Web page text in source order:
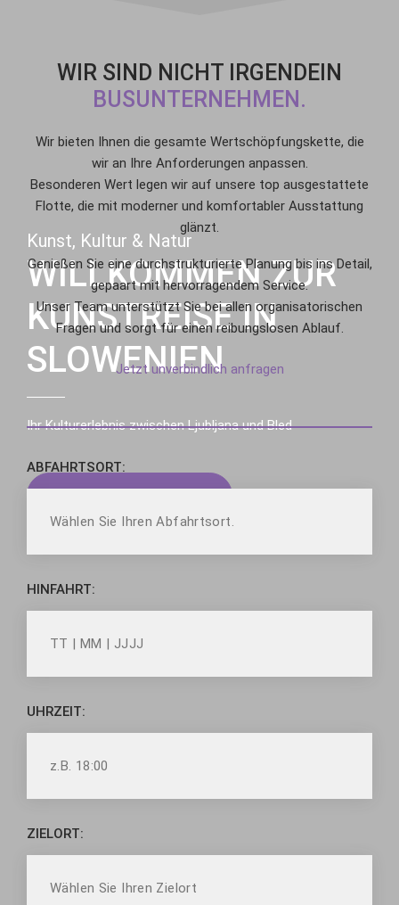
Kunst, Kultur & Natur
WILLKOMMEN ZUR
KUNSTREISE IN
SLOWENIEN
Ihr Kulturerlebnis zwischen Ljubljana und Bled
WIR SIND NICHT IRGENDEIN
BUSUNTERNEHMEN.
Wir bieten Ihnen die gesamte Wertschöpfungskette, die
wir an Ihre Anforderungen anpassen.
Besonderen Wert legen wir auf unsere top ausgestattete
Flotte, die mit moderner und komfortabler Ausstattung
glänzt.
Genießen Sie eine durchstrukturierte Planung bis ins Detail,
gepaart mit hervorragendem Service.
Unser Team unterstützt Sie bei allen organisatorischen
Fragen und sorgt für einen reibungslosen Ablauf.
Jetzt unverbindlich anfragen
ABFAHRTSORT:
HINFAHRT:
UHRZEIT:
ZIELORT: